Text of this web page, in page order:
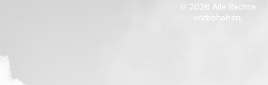
© 2026 Alle Rechte
vorbehalten.